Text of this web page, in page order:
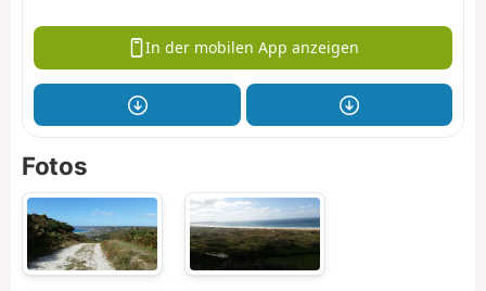
In der mobilen App anzeigen
Fotos